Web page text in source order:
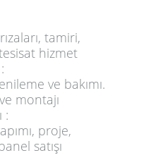
tamiri,
hizmet
ve bakımı.
montajı
:
proje,
satışı